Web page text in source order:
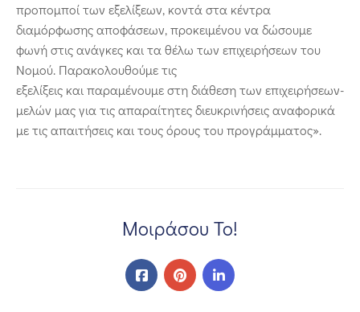
προπομποί των εξελίξεων, κοντά στα κέντρα
διαμόρφωσης αποφάσεων, προκειμένου να δώσουμε
φωνή στις ανάγκες και τα θέλω των επιχειρήσεων του
Νομού. Παρακολουθούμε τις
εξελίξεις και παραμένουμε στη διάθεση των επιχειρήσεων-
μελών μας για τις απαραίτητες διευκρινήσεις αναφορικά
με τις απαιτήσεις και τους όρους του προγράμματος».
Μοιράσου Το!